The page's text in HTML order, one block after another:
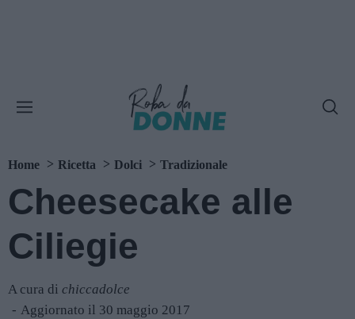
Home Ricetta Dolci Tradizionale
Cheesecake alle
Ciliegie
A cura di chiccadolce
Aggiornato il 30 maggio 2017